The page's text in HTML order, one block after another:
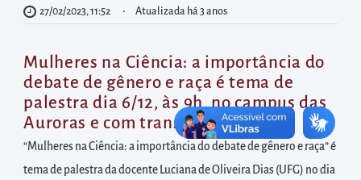
diretamente
as
informações
postas
no
rodapé
27/02/2023, 11:52 Atualizada há 3 anos
Mulheres na Ciência: a importância do
debate de gênero e raça é tema de
palestra dia 6/12, às 9h, no campus das
Auroras e com transmissão online
“Mulheres na Ciência: a importância do debate de gênero e raça” é
tema de palestra da docente Luciana de Oliveira Dias (UFG) no dia